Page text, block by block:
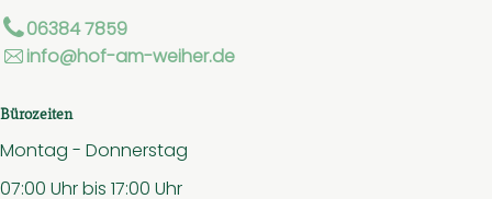
06384 7859
info@hof-am-weiher.de
Bürozeiten
Montag - Donnerstag
07:00 Uhr bis 17:00 Uhr